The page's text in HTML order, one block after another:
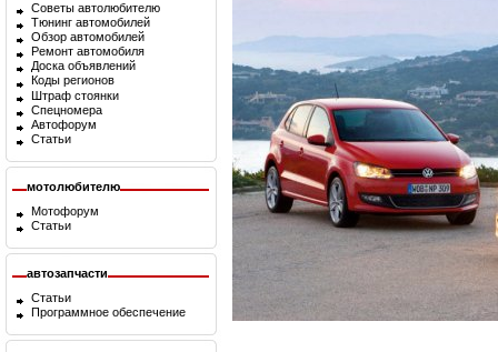
Советы автолюбителю
Тюнинг автомобилей
Обзор автомобилей
Ремонт автомобиля
Доска объявлений
Коды регионов
Штраф стоянки
Спецномера
Автофорум
Статьи
мотолюбителю
Мотофорум
Статьи
автозапчасти
Статьи
Программное обеспечение